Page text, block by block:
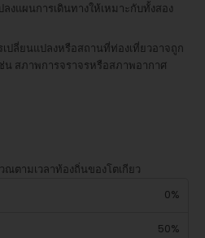
งแผนการเดินทางให้เหมาะกับทั้งสอง
ปลี่ยนแปลงหรือสถานที่ท่องเที่ยวอาจถูก
น สภาพการจราจรหรือสภาพอากาศ
ตามเวลาท้องถิ่นของโตเกียว
0%
50%